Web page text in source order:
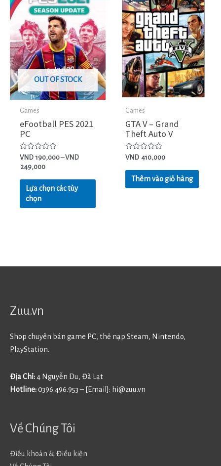
OUT OF STOCK
Games
eFootball PES 2021
PC
Được
xếp
hạng
sao
VND 190,000–VND
249,000
Lựa chọn các tùy
chọn
Games
GTA V – Grand
Theft Auto V
Được
hạng
VND 410,000
Thêm vào giỏ hàng
Zuu.vn
Shop chuyên bán game PC, thẻ nạp Steam, Nintendo,
PlayStation.
Địa Chỉ:4 Nguyễn Du, Đà Lạt
Hotline:0396.496.953 – [Email]: hi@zuu.vn
Về Chúng Tôi
Điều khoản & Điều kiện